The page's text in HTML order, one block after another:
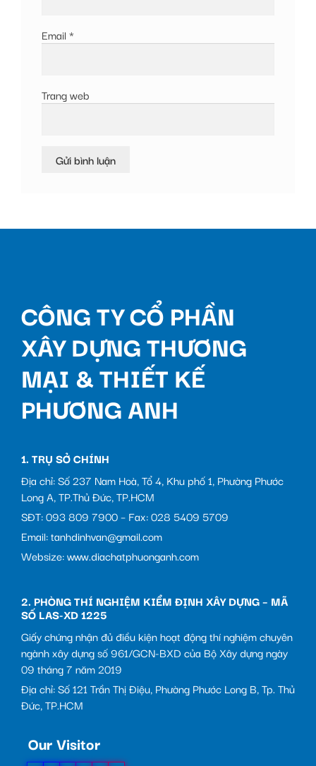
Email*
Trang web
CÔNG TY CỔ PHẦN
XÂY DỰNG THƯƠNG
MẠI & THIẾT KẾ
PHƯƠNG ANH
1. TRỤ SỞ CHÍNH
Địa chỉ: Số 237 Nam Hoà, Tổ 4, Khu phố 1, Phường Phước
Long A, TP.Thủ Đức, TP.HCM
SĐT: 093 809 7900 – Fax: 028 5409 5709
Email: tanhdinhvan@gmail.com
Websize: www.diachatphuonganh.com
2. PHÒNG THÍ NGHIỆM KIỂM ĐỊNH XÂY DỰNG – MÃ
SỐ LAS-XD 1225
Giấy chứng nhận đủ điều kiện hoạt động thí nghiệm chuyên
ngành xây dựng số 961/GCN-BXD của Bộ Xây dựng ngày
09 tháng 7 năm 2019
Địa chỉ: Số 121 Trần Thị Điệu, Phường Phước Long B, Tp. Thủ
Đức, TP.HCM
Our Visitor